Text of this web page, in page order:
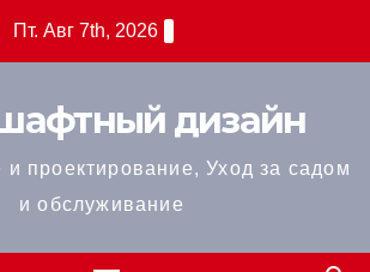
Пт. Авг 7th, 2026
дизайн
проектирование, Уход за садом
и обслуживание